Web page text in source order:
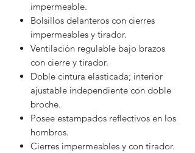
impermeable.
Bolsillos delanteros con cierres
impermeables y tirador.
Ventilación regulable bajo brazos
con cierre y tirador.
Doble cintura elasticada; interior
ajustable independiente con doble
broche.
Posee estampados reflectivos en los
hombros.
Cierres impermeables y con tirador.